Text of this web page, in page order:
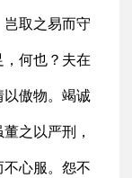
取之易而守
何也？夫在
傲物。竭诚
之以严刑，
心服。怨不